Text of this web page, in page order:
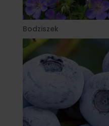
Bodziszek